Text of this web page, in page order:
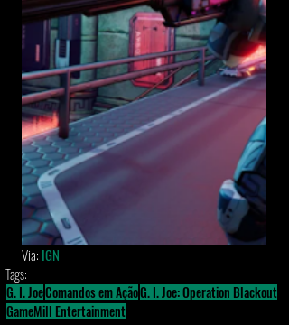
Via: IGN
Tags:
G. I. JoeComandos em AçãoG. I. Joe: Operation Blackout
GameMill Entertainment